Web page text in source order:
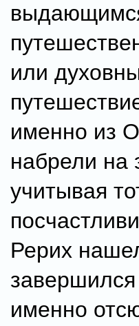
или
именно из
набрели на
учитывая
Рерих
именно